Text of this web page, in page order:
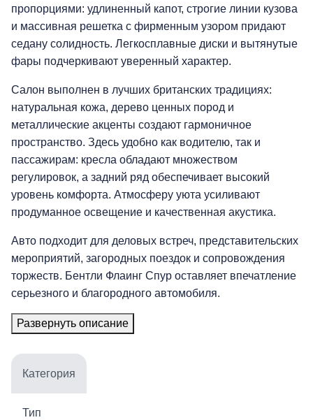
пропорциями: удлиненный капот, строгие линии кузова
и массивная решетка с фирменным узором придают
седану солидность. Легкосплавные диски и вытянутые
фары подчеркивают уверенный характер.
Салон выполнен в лучших британских традициях:
натуральная кожа, дерево ценных пород и
металлические акценты создают гармоничное
пространство. Здесь удобно как водителю, так и
пассажирам: кресла обладают множеством
регулировок, а задний ряд обеспечивает высокий
уровень комфорта. Атмосферу уюта усиливают
продуманное освещение и качественная акустика.
Авто подходит для деловых встреч, представительских
мероприятий, загородных поездок и сопровождения
торжеств. Бентли Флаинг Спур оставляет впечатление
серьезного и благородного автомобиля.
Развернуть описание
Категория
Тип